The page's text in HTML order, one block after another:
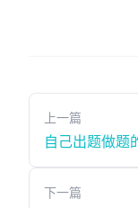
上一篇
自己出题做题
下一篇